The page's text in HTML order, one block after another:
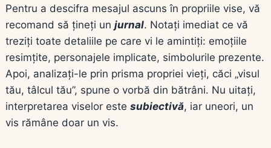
Pentru a descifra mesajul ascuns în propriile vise, vă
recomand să țineți un jurnal. Notați imediat ce vă
treziți toate detaliile pe care vi le amintiți: emoțiile
resimțite, personajele implicate, simbolurile prezente.
Apoi, analizați-le prin prisma propriei vieți, căci „visul
tău, tâlcul tău”, spune o vorbă din bătrâni. Nu uitați,
interpretarea viselor este subiectivă, iar uneori, un
vis rămâne doar un vis.